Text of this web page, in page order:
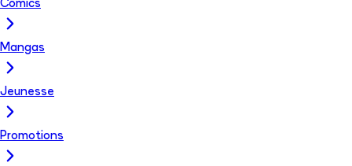
Comics
Mangas
Jeunesse
Promotions